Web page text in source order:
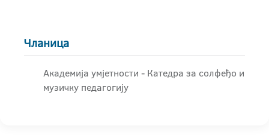
Чланица
Академија умјетности - Катедра за солфеђо и
музичку педагогију